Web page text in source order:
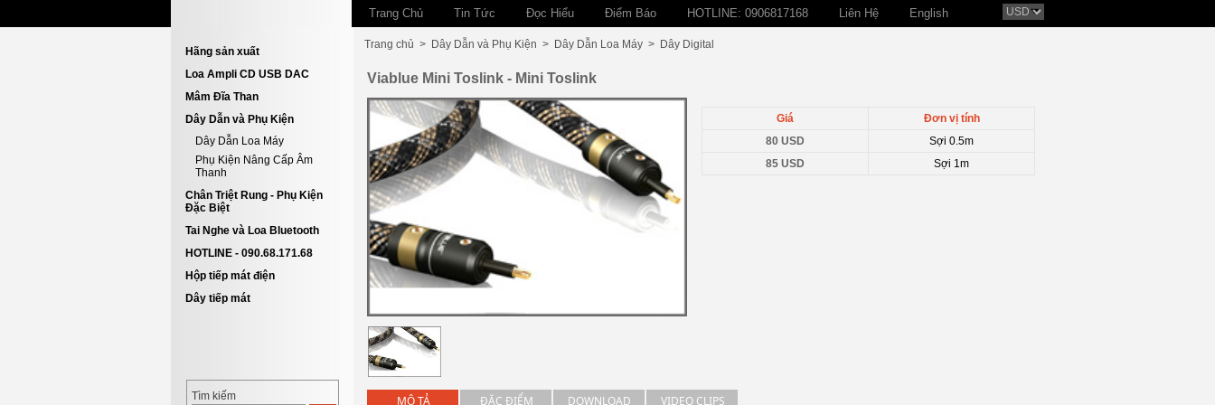
Trang Chủ Tin Tức Đọc Hiểu Điểm Báo HOTLINE: 0906817168 Liên Hệ English
Hãng sản xuất
Loa Ampli CD USB DAC
Mâm Đĩa Than
Dây Dẫn và Phụ Kiện
Dây Dẫn Loa Máy
Phụ Kiện Nâng Cấp Âm
Thanh
Chân Triệt Rung - Phụ Kiện
Đặc Biệt
Tai Nghe và Loa Bluetooth
HOTLINE - 090.68.171.68
Hộp tiếp mát điện
Dây tiếp mát
Tìm kiếm
Trang chủ > Dây Dẫn và Phụ Kiện > Dây Dẫn Loa Máy > Dây Digital
Viablue Mini Toslink - Mini Toslink
Giá
Đơn vị tính
80 USD
Sợi 0.5m
85 USD
Sợi 1m
MÔ TẢ ĐẶC ĐIỂM DOWNLOAD VIDEO CLIPS